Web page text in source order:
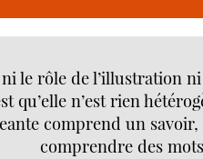
ni le rôle de l’illustration
qu’elle n’est rien
comprend un
comprendre des